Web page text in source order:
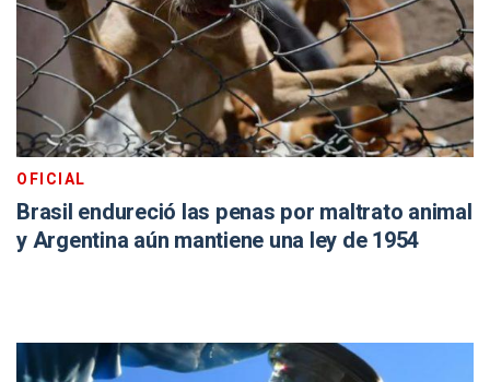
OFICIAL
Brasil endureció las penas por maltrato animal
y Argentina aún mantiene una ley de 1954